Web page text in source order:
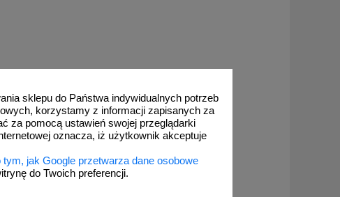
sklepu do Państwa indywidualnych potrzeb
korzystamy z informacji zapisanych za
za pomocą ustawień swojej przeglądarki
oznacza, iż użytkownik akceptuje
tym, jak Google przetwarza dane osobowe
do Twoich preferencji.